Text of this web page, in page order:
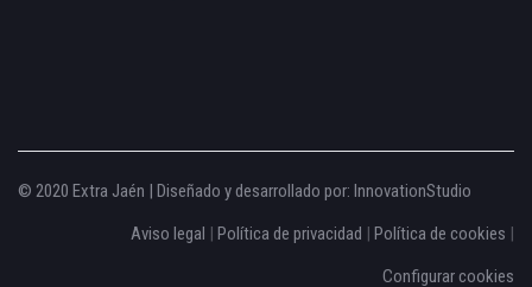
© 2020 Extra Jaén | Diseñado y desarrollado por: InnovationStudio
Aviso legal | Política de privacidad | Política de cookies |
Configurar cookies